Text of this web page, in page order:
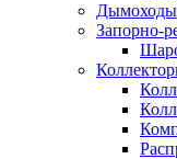
Дымоходы
Запорно-